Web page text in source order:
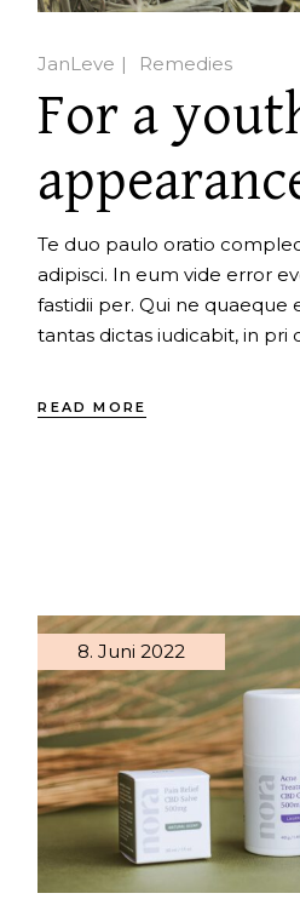
JanLeve Remedies
For a
Te duo paulo oratio
adipisci. In eum vide error
fastidii per. Qui ne quaeque
tantas dictas iudicabit, in pri
READ MORE
8. Juni 2022